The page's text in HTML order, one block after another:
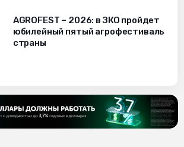
AGROFEST – 2026: в ЗКО пройдет
юбилейный пятый агрофестиваль
страны